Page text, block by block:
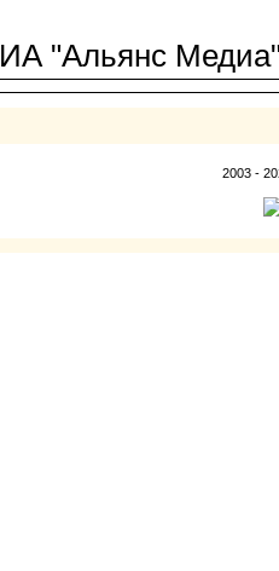
ИА "Альянс
2003 -